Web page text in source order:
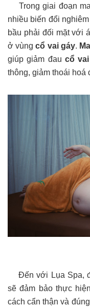
Trong giai đoạn
nhiều biến đổi
bầu phải đối mặt với
ở vùngcổ vai gáy.
giúp giảm đaucổ
thông, giảm thoái hoá
Đến với Lụa Spa,
sẽ đảm bảo thực
cách cẩn thận và